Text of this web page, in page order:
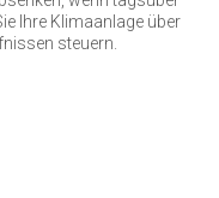
Ihre Klimaanlage über
steuern.